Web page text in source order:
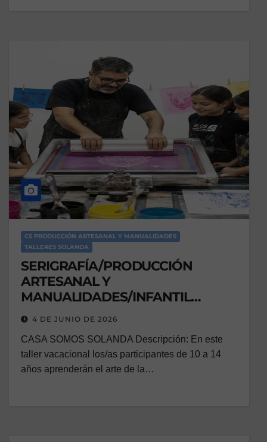
CS PRODUCCIÓN ARTESANAL Y MANUALIDADES
TALLERES SOLANDA
SERIGRAFÍA/PRODUCCIÓN
ARTESANAL Y
MANUALIDADES/INFANTIL
VACACIONAL
4 DE JUNIO DE 2026
CASA SOMOS SOLANDA Descripción: En este
taller vacacional los/as participantes de 10 a 14
años aprenderán el arte de la…